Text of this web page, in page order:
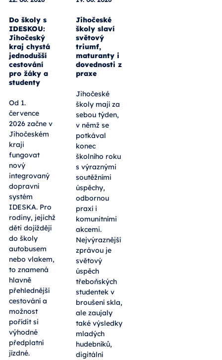
Do školy s
IDESKOU:
Jihočeský
kraj chystá
jednodušší
cestování
pro žáky a
studenty
Od 1.
července
2026 začne v
Jihočeském
kraji
fungovat
nový
integrovaný
dopravní
systém
IDESKA. Pro
rodiny, jejichž
děti dojíždějí
do školy
autobusem
nebo vlakem,
to znamená
hlavně
přehlednější
cestování a
možnost
pořídit si
výhodné
předplatní
jízdné.
Jihočeské
školy slaví
světový
triumf,
maturanty i
dovednosti z
praxe
Jihočeské
školy mají za
sebou týden,
v němž se
potkával
konec
školního roku
s výraznými
soutěžními
úspěchy,
odbornou
praxí i
komunitními
akcemi.
Nejvýraznější
zprávou je
světový
úspěch
třeboňských
studentek v
broušení skla,
ale zaujaly
také výsledky
mladých
hudebníků,
digitální